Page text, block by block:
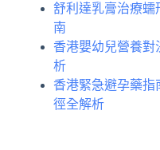
舒利達乳膏治療蠕
南
香港嬰幼兒營養對
析
香港緊急避孕藥指
徑全解析